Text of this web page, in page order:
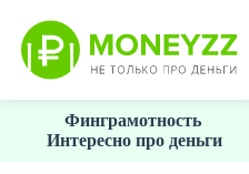
основному
Финграмотность
Интересно про деньги